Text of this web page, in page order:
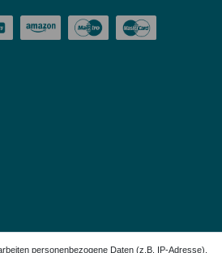
personenbezogene Daten (z.B. IP-Adresse),